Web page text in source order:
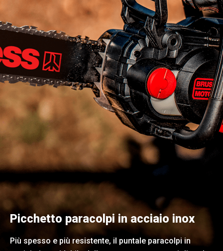
Picchetto paracolpi in acciaio inox
Più spesso e più resistente, il puntale paracolpi in